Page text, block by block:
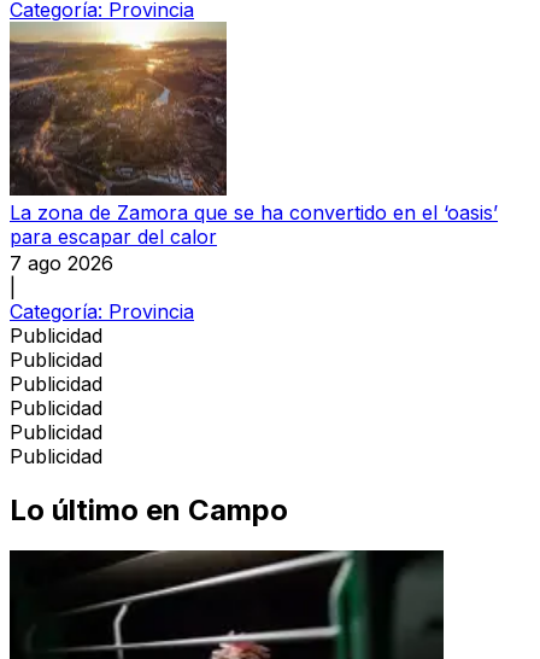
Categoría: Provincia
La zona de Zamora que se ha convertido en el ‘oasis’
para escapar del calor
7 ago 2026
Categoría: Provincia
Publicidad
Publicidad
Publicidad
Publicidad
Publicidad
Publicidad
Lo último en Campo